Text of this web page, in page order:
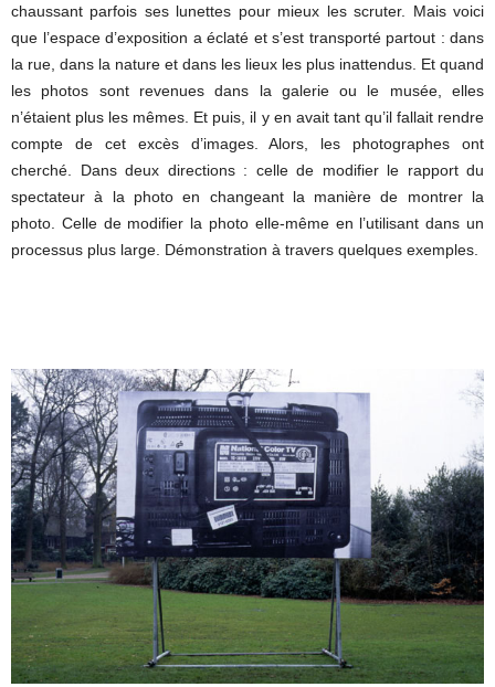
chaussant parfois ses lunettes pour mieux les scruter. Mais voici
que l’espace d’exposition a éclaté et s’est transporté partout : dans
la rue, dans la nature et dans les lieux les plus inattendus. Et quand
les photos sont revenues dans la galerie ou le musée, elles
n’étaient plus les mêmes. Et puis, il y en avait tant qu’il fallait rendre
compte de cet excès d’images. Alors, les photographes ont
cherché. Dans deux directions : celle de modifier le rapport du
spectateur à la photo en changeant la manière de montrer la
photo. Celle de modifier la photo elle-même en l’utilisant dans un
processus plus large. Démonstration à travers quelques exemples.